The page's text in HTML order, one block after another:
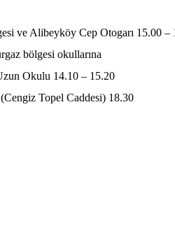
ve Alibeyköy Cep Otogarı 15.00 –
bölgesi okullarına
Okulu 14.10 – 15.20
Topel Caddesi) 18.30